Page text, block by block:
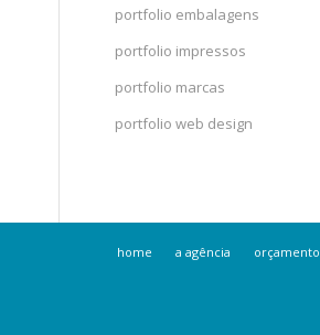
portfolio embalagens
portfolio impressos
portfolio marcas
portfolio web design
home a agência orçamento